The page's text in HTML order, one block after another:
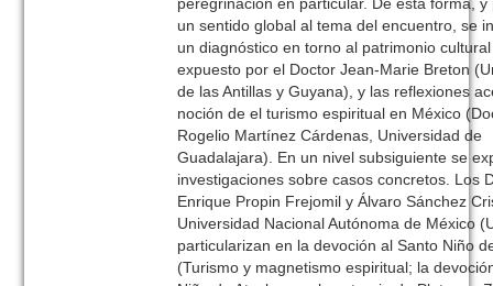
un sentido global al tema del encuentro, se
un diagnóstico en torno al patrimonio
expuesto por el Doctor Jean-Marie Breton
de las Antillas y Guyana), y las reflexiones
noción de el turismo espiritual en México
Rogelio Martínez Cárdenas, Universidad de
Guadalajara). En un nivel subsiguiente se
investigaciones sobre casos concretos. Los
Enrique Propin Frejomil y Álvaro Sánchez
Universidad Nacional Autónoma de México
particularizan en la devoción al Santo Niño
(Turismo y magnetismo espiritual; la